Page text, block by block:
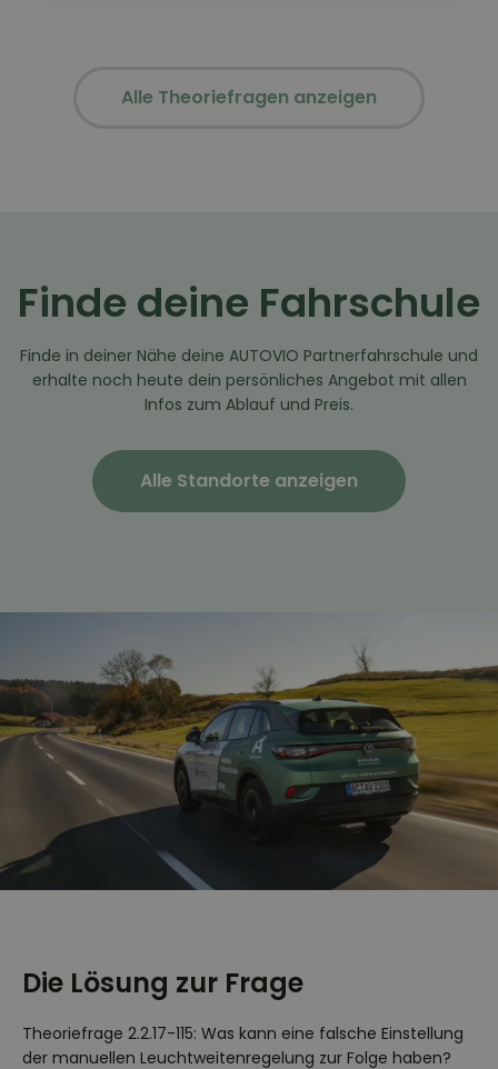
Alle Theoriefragen anzeigen
Finde deine Fahrschule
Finde in deiner Nähe deine AUTOVIO Partnerfahrschule und
erhalte noch heute dein persönliches Angebot mit allen
Infos zum Ablauf und Preis.
Alle Standorte anzeigen
Die Lösung zur Frage
Theoriefrage 2.2.17-115: Was kann eine falsche Einstellung
der manuellen Leuchtweitenregelung zur Folge haben?